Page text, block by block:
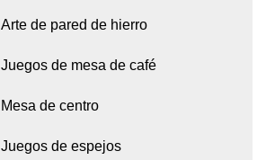
Arte de pared de hierro
Juegos de mesa de café
Mesa de centro
Juegos de espejos